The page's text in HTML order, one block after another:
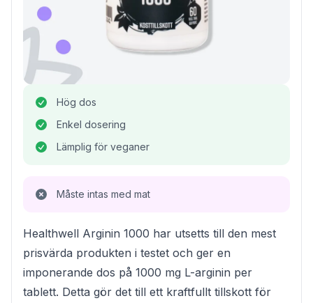
Hög dos
Enkel dosering
Lämplig för veganer
Måste intas med mat
Healthwell Arginin 1000 har utsetts till den mest
prisvärda produkten i testet och ger en
imponerande dos på 1000 mg L-arginin per
tablett. Detta gör det till ett kraftfullt tillskott för